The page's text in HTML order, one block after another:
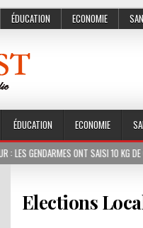
ÉDUCATION ECONOMIE
ÉDUCATION ECONOMIE
ONT SAISI 10 KG DE CHANVRE INDIEN
Elections